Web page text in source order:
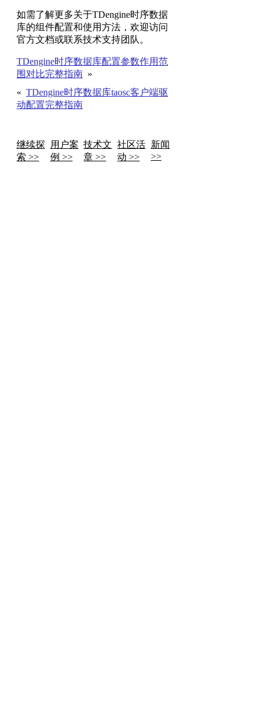
如需了解更多关于TDengine时序数据
库的组件配置和使用方法，欢迎访问
官方文档或联系技术支持团队。
TDengine时序数据库配置参数作用范
围对比完整指南 »
« TDengine时序数据库taosc客户端驱
动配置完整指南
继续探
索 >>
用户案
例 >>
技术文
章 >>
社区活
动 >>
新闻
>>